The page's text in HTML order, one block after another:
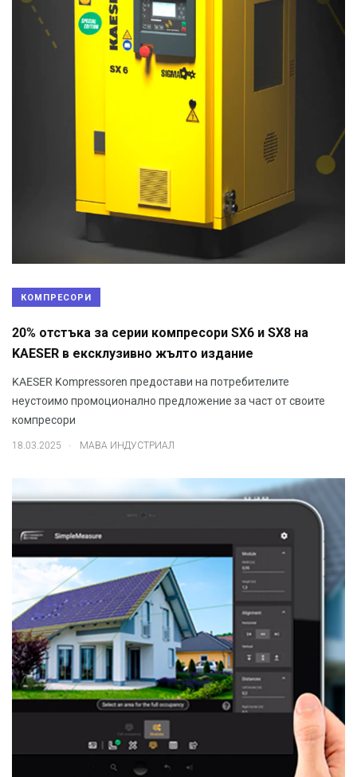
КОМПРЕСОРИ
20% отстъка за серии компресори SX6 и SX8 на
KAESER в ексклузивно жълто издание
KAESER Kompressoren предостави на потребителите
неустоимо промоционално предложение за част от своите
компресори
18.03.2025 . МАВА ИНДУСТРИАЛ